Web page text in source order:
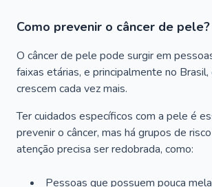
Como prevenir o câncer de pele?
O câncer de pele pode surgir em
faixas etárias, e principalmente no Brasil,
crescem cada vez mais.
Ter cuidados específicos com a pele é
prevenir o câncer, mas há grupos de
atenção precisa ser redobrada, como:
Pessoas que possuem pouca